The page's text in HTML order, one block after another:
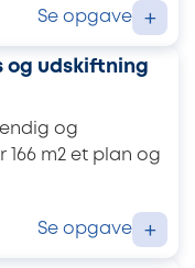
Se opgave +
udskiftning
og
166 m2 et plan og
Se opgave +